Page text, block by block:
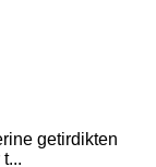
getirdikten